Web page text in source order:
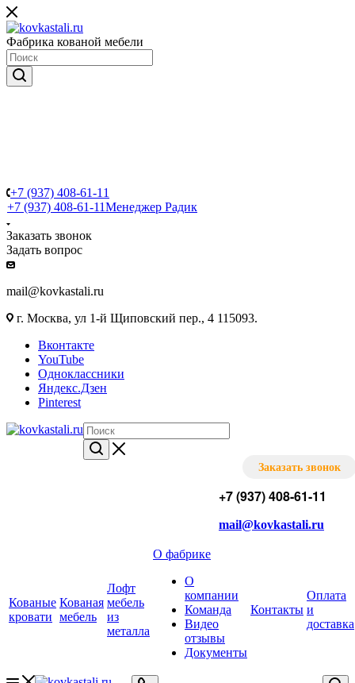
Фабрика кованой мебели
+7 (937) 408-61-11
+7 (937) 408-61-11Менеджер Радик
Заказать звонок
Задать вопрос
mail@kovkastali.ru
г. Москва, ул 1-й Щиповский пер., 4 115093.
Вконтакте
YouTube
Одноклассники
Яндекс.Дзен
Pinterest
Заказать звонок
+7 (937) 408-61-11
mail@kovkastali.ru
Кованые
кровати
Кованая
мебель
Лофт
мебель
из
металла
О фабрике
О
компании
Команда
Видео
отзывы
Документы
Контакты
Оплата
и
доставка